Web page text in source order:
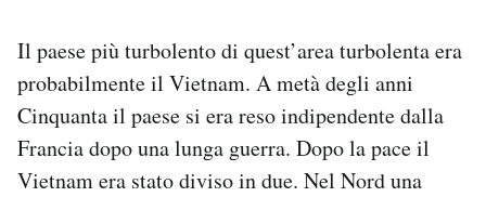
Il paese più turbolento di quest’area turbolenta era
probabilmente il Vietnam. A metà degli anni
Cinquanta il paese si era reso indipendente dalla
Francia dopo una lunga guerra. Dopo la pace il
Vietnam era stato diviso in due. Nel Nord una